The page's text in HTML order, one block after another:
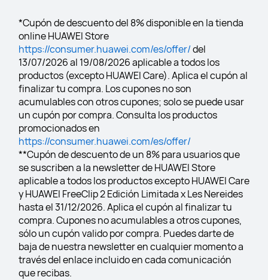
*Cupón de descuento del 8% disponible en la tienda
https://consumer.huawei.com/es/offer/ del
13/07/2026 al 19/08/2026 aplicable a todos los
productos (excepto HUAWEI Care). Aplica el cupón al
finalizar tu compra. Los cupones no son
acumulables con otros cupones; solo se puede usar
un cupón por compra. Consulta los productos
https://consumer.huawei.com/es/offer/
**Cupón de descuento de un 8% para usuarios que
se suscriben a la newsletter de HUAWEI Store
aplicable a todos los productos excepto HUAWEI Care
y HUAWEI FreeClip 2 Edición Limitada x Les Nereides
hasta el 31/12/2026. Aplica el cupón al finalizar tu
compra. Cupones no acumulables a otros cupones,
sólo un cupón valido por compra. Puedes darte de
baja de nuestra newsletter en cualquier momento a
través del enlace incluido en cada comunicación
que recibas.